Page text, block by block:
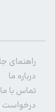
راهنمای
درباره ما
تماس با ما
درخواست